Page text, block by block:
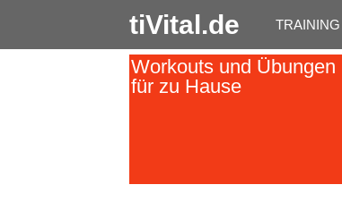
tiVital.de TRAINING
Workouts und Übungen
für zu Hause